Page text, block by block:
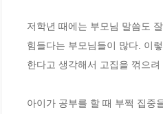
저학년 때에는 부모님 말씀도
힘들다는 부모님들이 많다. 이
한다고 생각해서 고집을 꺾으
아이가 공부를 할 때 부쩍 집중